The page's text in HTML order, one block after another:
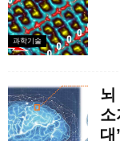
과학기술
뇌
소
대